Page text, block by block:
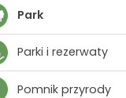
Park
Parki i rezerwaty
Pomnik przyrody